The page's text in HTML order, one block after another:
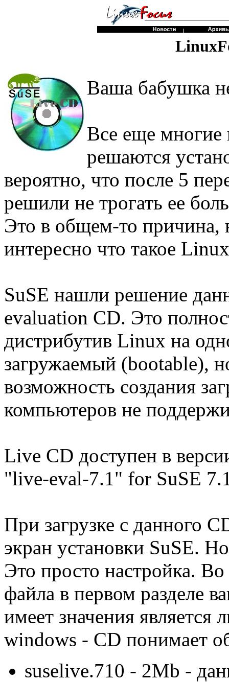
Ваша бабушка
Все еще многие
решаются
вероятно, что после 5
решили не трогать ее
Это в общем-то причина,
интересно что такое
SuSE нашли решение
evaluation CD. Это
дистрибутив Linux на
загружаемый (bootable),
возможность создания
компьютеров не
Live CD доступен в
"live-eval-7.1" for SuSE
При загрузке с данного
экран установки SuSE.
Это просто настройка.
файла в первом разделе
имеет значения является
windows - CD понимает
suselive.710 - 2Mb -